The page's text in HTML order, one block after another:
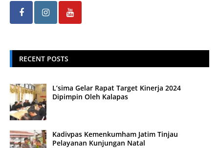
RECENT POSTS
L’sima Gelar Rapat Target Kinerja 2024
Dipimpin Oleh Kalapas
Kadivpas Kemenkumham Jatim Tinjau
Pelayanan Kunjungan Natal